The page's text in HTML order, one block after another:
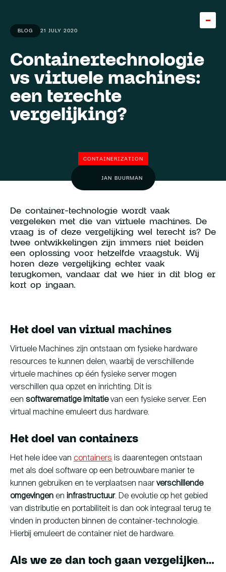
Home
Team
About
Careers
Knowledge base
Cases
Young Talent Programma
Contact
HCS Company
Anthony Fokkerweg 61
1059 CP Amsterdam
Instagram
LinkedIn
YouTube
BLOG 21 JULY 2020
Containertechnologie
vs virtuele machines:
een terechte
vergelijking?
JAN BUURMAN
CONTAINERIZATION
De container-technologie wordt vaak
vergeleken met die van virtuele machines. De
vraag is of deze vergelijking wel terecht is? De
twee ontwikkelingen zijn immers niet beiden
een oplossing voor hetzelfde vraagstuk. Wij
horen deze vergelijking echter vaak
terugkomen, vandaar dat we hier in dit blog er
kort op ingaan.
Het doel van virtual machines
Virtuele Machines zijn ontstaan om fysieke hardware
resources te kunnen delen, waarbij de verschillende
virtuele machines op één fysieke server mogen
verschillen qua opzet en inrichting. Dit is
een softwarematige imitatievan een fysieke server. Een
virtual machine emuleert dus hardware.
Het doel van containers
Het hele idee van containers is daarentegen ontstaan
met als doel software op een betrouwbare manier te
kunnen gebruiken en te verplaatsen naar verschillende
omgevingen en infrastructuur. De evolutie op het gebied
van distributie en portabiliteit is dan ook integraal terug te
vinden in producten binnen de container-technologie.
Hierbij emuleert de container niet de hardware.
Als we ze dan toch gaan vergelijken…